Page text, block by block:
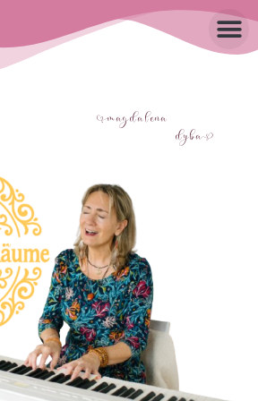
agdalena
dyb